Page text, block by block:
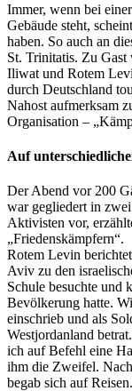
Immer, wenn bei
Gebäude steht,
haben. So auch an
St. Trinitatis. Zu Gast
Iliwat und Rotem
durch Deutschland
Nahost aufmerksam
Organisation –
Auf
Der Abend vor 200
war gegliedert in
Aktivisten vor,
„Friedenskämpfern“.
Rotem Levin
Aviv zu den
Schule besuchte und
Bevölkerung hatte.
einschrieb und als
Westjordanland
ich auf Befehl eine
ihm die Zweifel.
begab sich auf